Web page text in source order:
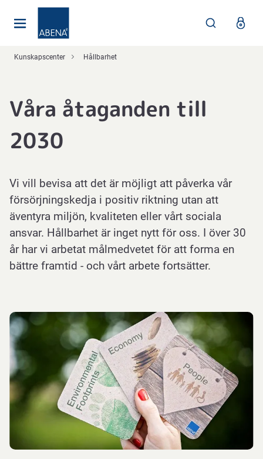
Kunskapscenter Hållbarhet
Våra åtaganden till
2030
Vi vill bevisa att det är möjligt att påverka vår
försörjningskedja i positiv riktning utan att
äventyra miljön, kvaliteten eller vårt sociala
ansvar. Hållbarhet är inget nytt för oss. I över 30
år har vi arbetat målmedvetet för att forma en
bättre framtid - och vårt arbete fortsätter.